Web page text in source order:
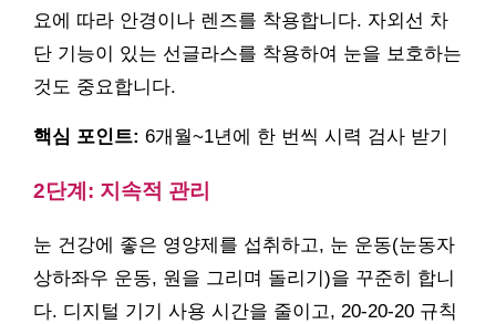
요에 따라 안경이나 렌즈를 착용합니다. 자외선 차
단 기능이 있는 선글라스를 착용하여 눈을 보호하는
것도 중요합니다.
핵심 포인트: 6개월~1년에 한 번씩 시력 검사 받기
2단계: 지속적 관리
눈 건강에 좋은 영양제를 섭취하고, 눈 운동(눈동자
상하좌우 운동, 원을 그리며 돌리기)을 꾸준히 합니
다. 디지털 기기 사용 시간을 줄이고, 20-20-20 규칙